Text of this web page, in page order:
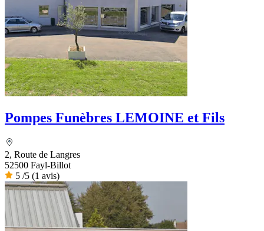
Pompes Funèbres LEMOINE et Fils
2, Route de Langres
52500 Fayl-Billot
5 /5 (1 avis)